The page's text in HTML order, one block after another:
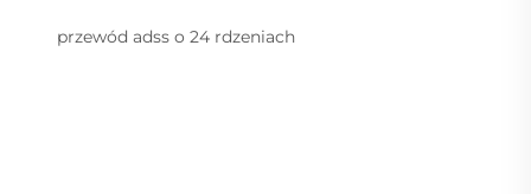
przewód adss o 24 rdzeniach